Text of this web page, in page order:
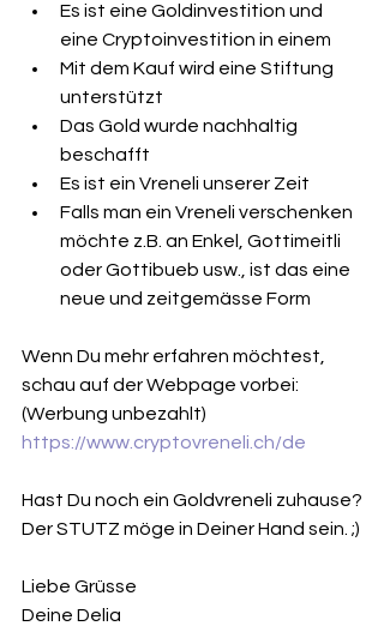
Es ist eine Goldinvestition und
eine Cryptoinvestition in einem
Mit dem Kauf wird eine Stiftung
unterstützt
Das Gold wurde nachhaltig
beschafft
Es ist ein Vreneli unserer Zeit
Falls man ein Vreneli verschenken
möchte z.B. an Enkel, Gottimeitli
oder Gottibueb usw., ist das eine
neue und zeitgemässe Form
Wenn Du mehr erfahren möchtest,
schau auf der Webpage vorbei:
(Werbung unbezahlt)
https://www.cryptovreneli.ch/de
Hast Du noch ein Goldvreneli zuhause?
Der STUTZ möge in Deiner Hand sein. ;)
Liebe Grüsse
Deine Delia